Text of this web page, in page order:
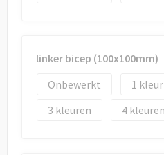
linker bicep (100x100mm)
Onbewerkt
1
3
4